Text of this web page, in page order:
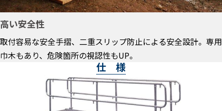
高い安全性
取付容易な安全手摺、二重スリップ防止による安全設計。専用
巾木もあり、危険箇所の視認性もUP。
仕 様